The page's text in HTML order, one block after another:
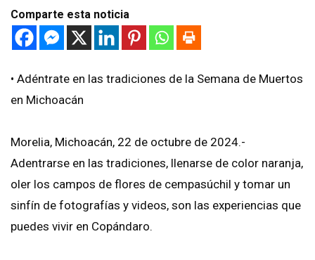
Comparte esta noticia
•⁠ ⁠Adéntrate en las tradiciones de la Semana de Muertos
en Michoacán
Morelia, Michoacán, 22 de octubre de 2024.-
Adentrarse en las tradiciones, llenarse de color naranja,
oler los campos de flores de cempasúchil y tomar un
sinfín de fotografías y videos, son las experiencias que
puedes vivir en Copándaro.